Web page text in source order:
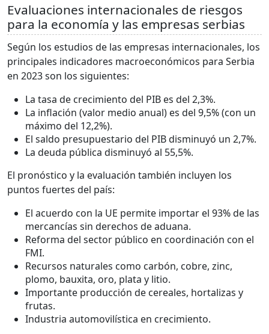
Evaluaciones internacionales de riesgos
para la economía y las empresas serbias
Según los estudios de las empresas internacionales, los
principales indicadores macroeconómicos para Serbia
en 2023 son los siguientes:
La tasa de crecimiento del PIB es del 2,3%.
La inflación (valor medio anual) es del 9,5% (con un
máximo del 12,2%).
El saldo presupuestario del PIB disminuyó un 2,7%.
La deuda pública disminuyó al 55,5%.
El pronóstico y la evaluación también incluyen los
puntos fuertes del país:
El acuerdo con la UE permite importar el 93% de las
mercancías sin derechos de aduana.
Reforma del sector público en coordinación con el
FMI.
Recursos naturales como carbón, cobre, zinc,
plomo, bauxita, oro, plata y litio.
Importante producción de cereales, hortalizas y
frutas.
Industria automovilística en crecimiento.